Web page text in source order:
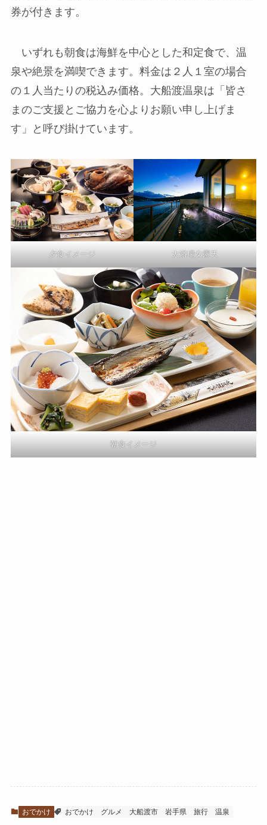
券が付きます。
いずれも朝食は海鮮を中心とした和定食で、温
泉や絶景を満喫できます。料金は２人１室の場合
の１人当たりの税込み価格。大船渡温泉は「皆さ
まのご支援とご協力を心よりお願い申し上げま
す」と呼び掛けています。
夕食イメージ 大浴場女露天
朝食イメージ
おでかけ おでかけ グルメ 大船渡市 岩手県 旅行 温泉